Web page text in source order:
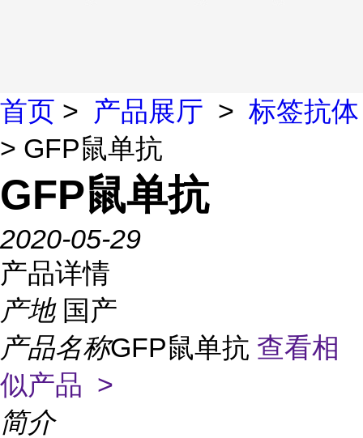
首页 > 产品展厅 > 标签抗体
> GFP鼠单抗
GFP鼠单抗
2020-05-29
产品详情
产地 国产
产品名称GFP鼠单抗 查看相
似产品 >
简介